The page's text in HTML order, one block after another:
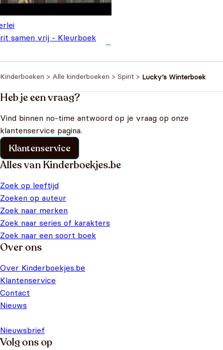
samen vrij - Kleurboek
Oorspronkelijke
€8,99.
Huidige
€4,99.
Kinderboeken > Alle kinderboeken > Spirit > Lucky’s Winterboek
Heb je een vraag?
Vind binnen no-time antwoord op je vraag op onze
klantenservice pagina.
Klantenservice
Alles van Kinderboekjes.be
Zoek op leeftijd
Zoeken op auteur
Zoek naar merken
Zoek naar series of karakters
Zoek naar een soort boek
Over ons
Over Kinderboekjes.be
Klantenservice
Contact
Nieuws
Nieuwsbrief
Volg ons op